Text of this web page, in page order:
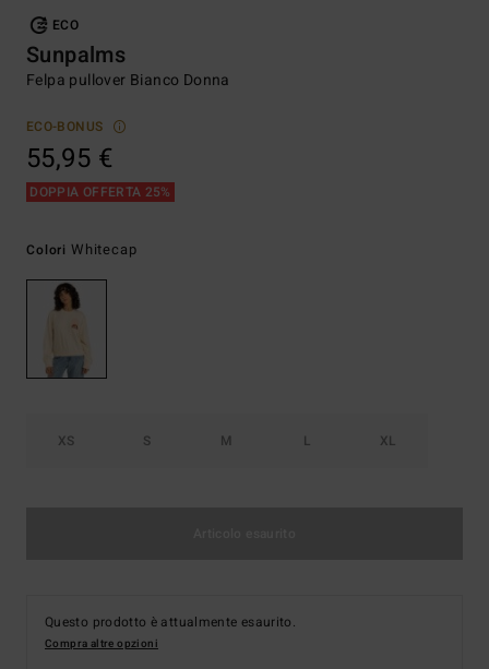
ECO
Sunpalms
Felpa pullover Bianco Donna
ECO-BONUS
55,95 €
DOPPIA OFFERTA 25%
Colori Whitecap
XS S M L XL
Questo prodotto è attualmente esaurito.
Compra altre opzioni